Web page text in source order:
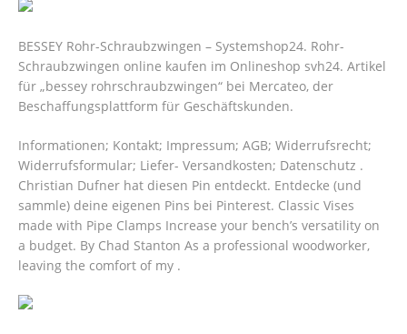
BESSEY Rohr-Schraubzwingen – Systemshop24. Rohr-
Schraubzwingen online kaufen im Onlineshop svh24. Artikel
für „bessey rohrschraubzwingen“ bei Mercateo, der
Beschaffungsplattform für Geschäftskunden.
Informationen; Kontakt; Impressum; AGB; Widerrufsrecht;
Widerrufsformular; Liefer- Versandkosten; Datenschutz .
Christian Dufner hat diesen Pin entdeckt. Entdecke (und
sammle) deine eigenen Pins bei Pinterest. Classic Vises
made with Pipe Clamps Increase your bench’s versatility on
a budget. By Chad Stanton As a professional woodworker,
leaving the comfort of my .